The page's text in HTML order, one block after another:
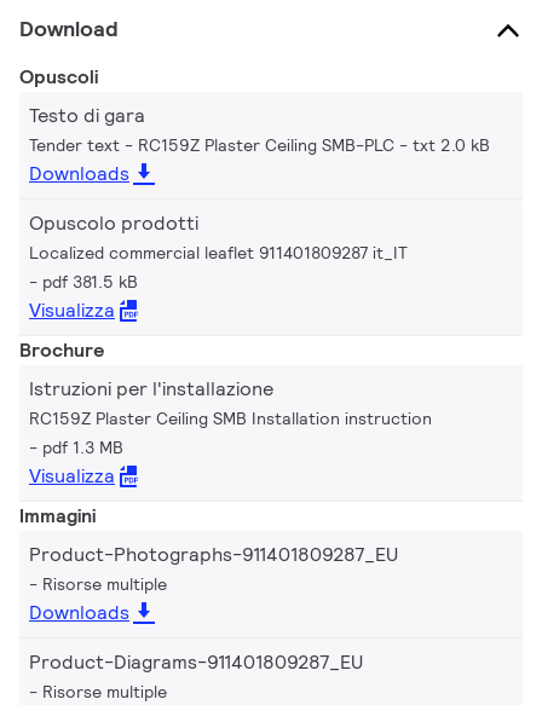
Download
Opuscoli
Testo di gara
Tender text - RC159Z Plaster Ceiling SMB-PLC txt 2.0 kB
Downloads
Opuscolo prodotti
Localized commercial leaflet 911401809287 it_IT
pdf 381.5 kB
Visualizza
Brochure
Istruzioni per l'installazione
RC159Z Plaster Ceiling SMB Installation instruction
pdf 1.3 MB
Visualizza
Immagini
Product-Photographs-911401809287_EU
Risorse multiple
Downloads
Product-Diagrams-911401809287_EU
Risorse multiple